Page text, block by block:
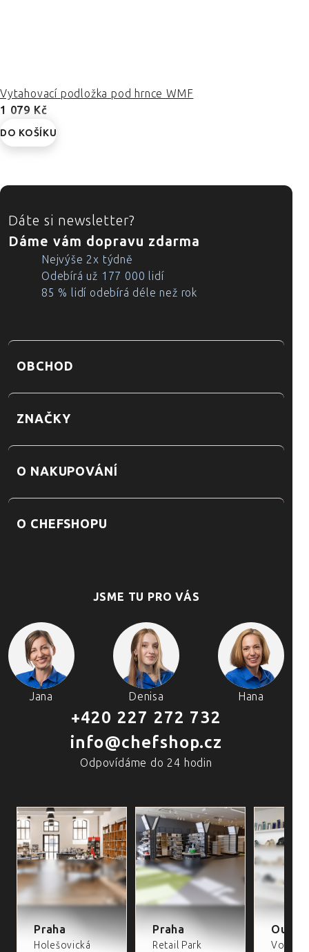
Vytahovací podložka pod hrnce WMF
1 079 Kč
DO KOŠÍKU
ZÁPATÍ
Dáte si newsletter?
Dáme vám dopravu zdarma
Nejvýše 2x týdně
Odebírá už 177 000 lidí
85 % lidí odebírá déle než rok
OBCHOD
ZNAČKY
O NAKUPOVÁNÍ
O CHEFSHOPU
JSME TU PRO VÁS
Jana Denisa Hana
+420 227 272 732
info@chefshop.cz
Odpovídáme do 24 hodin
Praha
Holešovická
Praha
Retail Park Volta